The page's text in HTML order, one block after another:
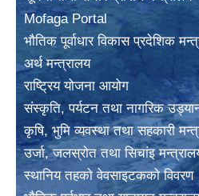
Mofaga Portal
भाैतिक पूर्वाधार विकास प्रदेशिक
अर्थ मन्त्रालय
राष्ट्रिय योजना आयोग
संस्कृति, पर्यटन तथा नागरिक
कृषि, भुमि व्यवस्था तथा सहकारी
उर्जा, जलस्राेत तथा सिचांइ
स्थानिय तहकाे वेवसाइटककाे विवरण